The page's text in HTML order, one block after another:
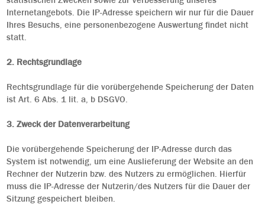
Internetangebots. Die IP-Adresse speichern wir nur für die Dauer
Ihres Besuchs, eine personenbezogene Auswertung findet nicht
statt.
2. Rechtsgrundlage
Rechtsgrundlage für die vorübergehende Speicherung der Daten
ist Art. 6 Abs. 1 lit. a, b DSGVO.
3. Zweck der Datenverarbeitung
Die vorübergehende Speicherung der IP-Adresse durch das
System ist notwendig, um eine Auslieferung der Website an den
Rechner der Nutzerin bzw. des Nutzers zu ermöglichen. Hierfür
muss die IP-Adresse der Nutzerin/des Nutzers für die Dauer der
Sitzung gespeichert bleiben.